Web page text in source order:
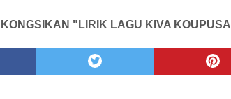
"LIRIK LAGU KIVA